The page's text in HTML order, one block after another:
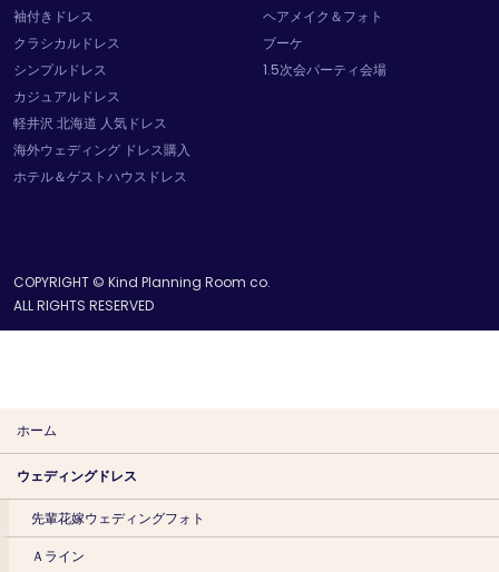
袖付きドレス
クラシカルドレス
シンプルドレス
カジュアルドレス
軽井沢 北海道 人気ドレス
海外ウェディング ドレス購入
ホテル＆ゲストハウスドレス
ヘアメイク＆フォト
ブーケ
1.5次会パーティ会場
COPYRIGHT © Kind Planning Room co.
ALL RIGHTS RESERVED
ホーム
ウェディングドレス
先輩花嫁ウェディングフォト
Ａライン